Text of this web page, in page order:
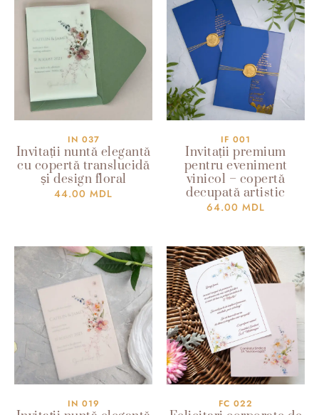
IN 037
Invitații nuntă elegantă
cu copertă translucidă
și design floral
44.00 MDL
IF 001
Invitații premium
pentru eveniment
vinicol – copertă
decupată artistic
64.00 MDL
IN 019 FC 022